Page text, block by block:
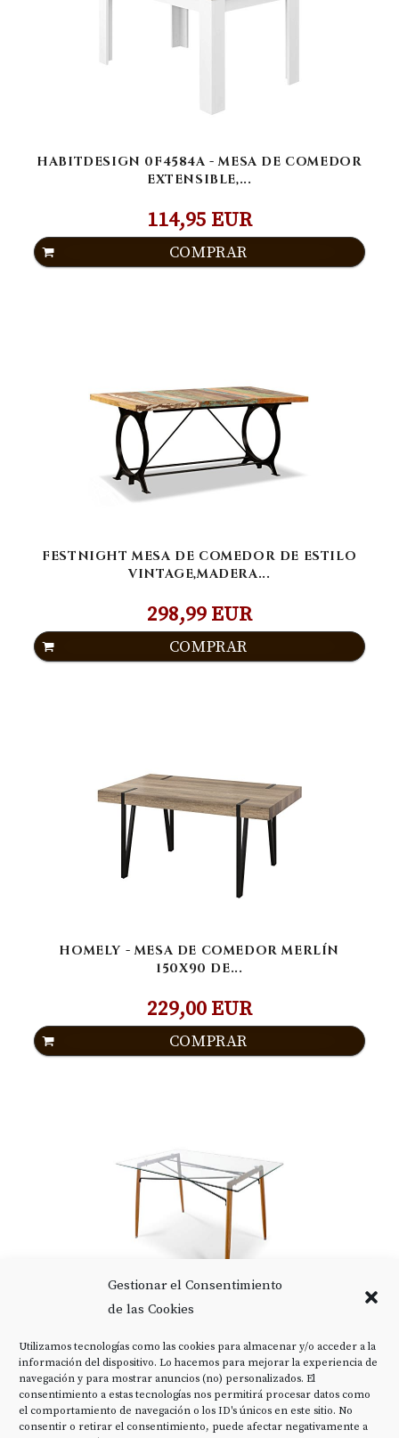
Gestionar el Consentimiento
de las Cookies
Utilizamos tecnologías como las cookies para almacenar y/o acceder a la
información del dispositivo. Lo hacemos para mejorar la experiencia de
navegación y para mostrar anuncios (no) personalizados. El
consentimiento a estas tecnologías nos permitirá procesar datos como
el comportamiento de navegación o los ID's únicos en este sitio. No
consentir o retirar el consentimiento, puede afectar negativamente a
HABITDESIGN 0F4584A - MESA DE COMEDOR
EXTENSIBLE,...
114,95 EUR
COMPRAR
FESTNIGHT MESA DE COMEDOR DE ESTILO
VINTAGE,MADERA...
298,99 EUR
COMPRAR
HOMELY - MESA DE COMEDOR MERLÍN
150X90 DE...
229,00 EUR
COMPRAR
MESA DE COMEDOR, COCINA O ESCRITORIO
DE CRISTAL...
129,00 EUR